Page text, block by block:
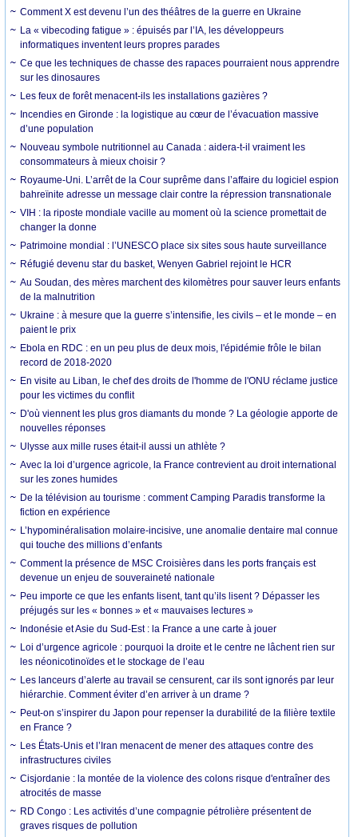
Comment X est devenu l’un des théâtres de la guerre en Ukraine
La « vibecoding fatigue » : épuisés par l’IA, les développeurs
informatiques inventent leurs propres parades
Ce que les techniques de chasse des rapaces pourraient nous apprendre
sur les dinosaures
Les feux de forêt menacent-ils les installations gazières ?
Incendies en Gironde : la logistique au cœur de l’évacuation massive
d’une population
Nouveau symbole nutritionnel au Canada : aidera-t-il vraiment les
consommateurs à mieux choisir ?
Royaume-Uni. L’arrêt de la Cour suprême dans l’affaire du logiciel espion
bahreïnite adresse un message clair contre la répression transnationale
VIH : la riposte mondiale vacille au moment où la science promettait de
changer la donne
Patrimoine mondial : l’UNESCO place six sites sous haute surveillance
Réfugié devenu star du basket, Wenyen Gabriel rejoint le HCR
Au Soudan, des mères marchent des kilomètres pour sauver leurs enfants
de la malnutrition
Ukraine : à mesure que la guerre s’intensifie, les civils – et le monde – en
paient le prix
Ebola en RDC : en un peu plus de deux mois, l'épidémie frôle le bilan
record de 2018-2020
En visite au Liban, le chef des droits de l'homme de l'ONU réclame justice
pour les victimes du conflit
D'où viennent les plus gros diamants du monde ? La géologie apporte de
nouvelles réponses
Ulysse aux mille ruses était-il aussi un athlète ?
Avec la loi d’urgence agricole, la France contrevient au droit international
sur les zones humides
De la télévision au tourisme : comment Camping Paradis transforme la
fiction en expérience
L’hypominéralisation molaire-incisive, une anomalie dentaire mal connue
qui touche des millions d’enfants
Comment la présence de MSC Croisières dans les ports français est
devenue un enjeu de souveraineté nationale
Peu importe ce que les enfants lisent, tant qu’ils lisent ? Dépasser les
préjugés sur les « bonnes » et « mauvaises lectures »
Indonésie et Asie du Sud-Est : la France a une carte à jouer
Loi d’urgence agricole : pourquoi la droite et le centre ne lâchent rien sur
les néonicotinoïdes et le stockage de l’eau
Les lanceurs d’alerte au travail se censurent, car ils sont ignorés par leur
hiérarchie. Comment éviter d’en arriver à un drame ?
Peut-on s’inspirer du Japon pour repenser la durabilité de la filière textile
en France ?
Les États-Unis et l’Iran menacent de mener des attaques contre des
infrastructures civiles
Cisjordanie : la montée de la violence des colons risque d'entraîner des
atrocités de masse
RD Congo : Les activités d’une compagnie pétrolière présentent de
graves risques de pollution